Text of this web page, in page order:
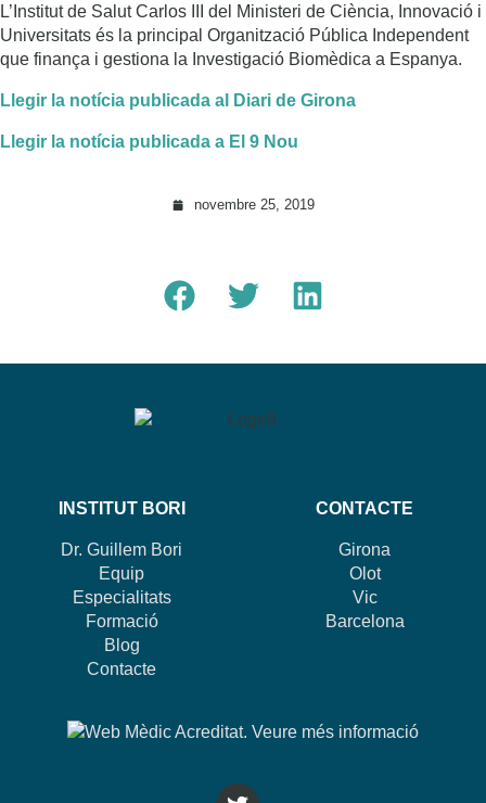
L’Institut de Salut Carlos III del Ministeri de Ciència, Innovació i
Universitats és la principal Organització Pública Independent
que finança i gestiona la Investigació Biomèdica a Espanya.
Llegir la notícia publicada al Diari de Girona
Llegir la notícia publicada a El 9 Nou
novembre 25, 2019
INSTITUT BORI
Dr. Guillem Bori
Equip
Especialitats
Formació
Blog
Contacte
CONTACTE
Girona
Olot
Vic
Barcelona